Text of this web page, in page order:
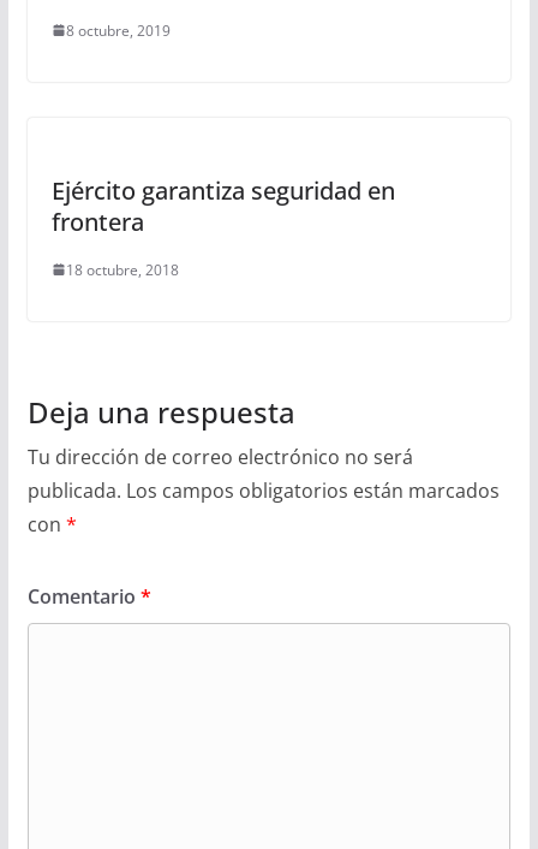
8 octubre, 2019
Ejército garantiza seguridad en
frontera
18 octubre, 2018
Deja una respuesta
Tu dirección de correo electrónico no será
publicada. Los campos obligatorios están marcados
con *
Comentario *